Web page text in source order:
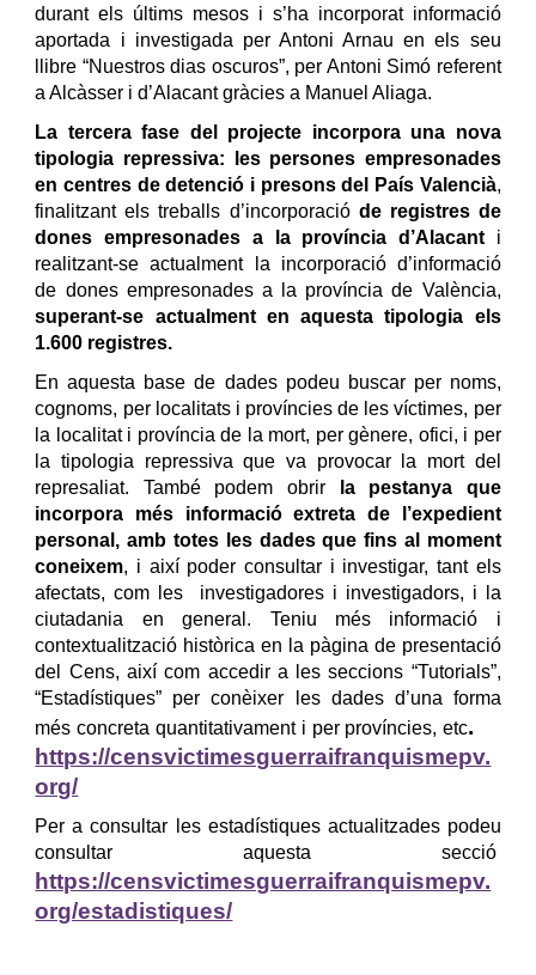
durant els últims mesos i s’ha incorporat informació
aportada i investigada per Antoni Arnau en els seu
llibre “Nuestros dias oscuros”, per Antoni Simó referent
a Alcàsser i d’Alacant gràcies a Manuel Aliaga.
La tercera fase del projecte incorpora una nova
tipologia repressiva: les persones empresonades
en centres de detenció i presons del País Valencià,
finalitzant els treballs d’incorporació de registres de
dones empresonades a la província d’Alacanti
realitzant-se actualment la incorporació d’informació
de dones empresonades a la província de València,
superant-se actualment en aquesta tipologia els
1.600 registres.
En aquesta base de dades podeu buscar per noms,
cognoms, per localitats i províncies de les víctimes, per
la localitat i província de la mort, per gènere, ofici, i per
la tipologia repressiva que va provocar la mort del
represaliat. També podem obrir
la pestanya que
incorpora més informació extreta de l’expedient
personal, amb totes les dades que fins al moment
coneixem, i així poder consultar i investigar, tant els
afectats, com les investigadores i investigadors, i la
ciutadania en general. Teniu més informació i
contextualització històrica en la pàgina de presentació
del Cens, així com accedir a les seccions “Tutorials”,
“Estadístiques” per conèixer les dades d’una forma
més concreta quantitativament i per províncies, etc.
https://censvictimesguerraifranquismepv.
org/
Per a consultar les estadístiques actualitzades podeu
consultar aquesta secció
https://censvictimesguerraifranquismepv.
org/estadistiques/